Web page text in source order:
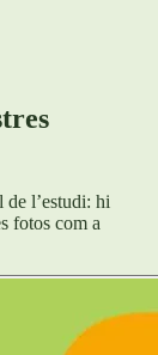
de l’estudi: hi
fotos com a